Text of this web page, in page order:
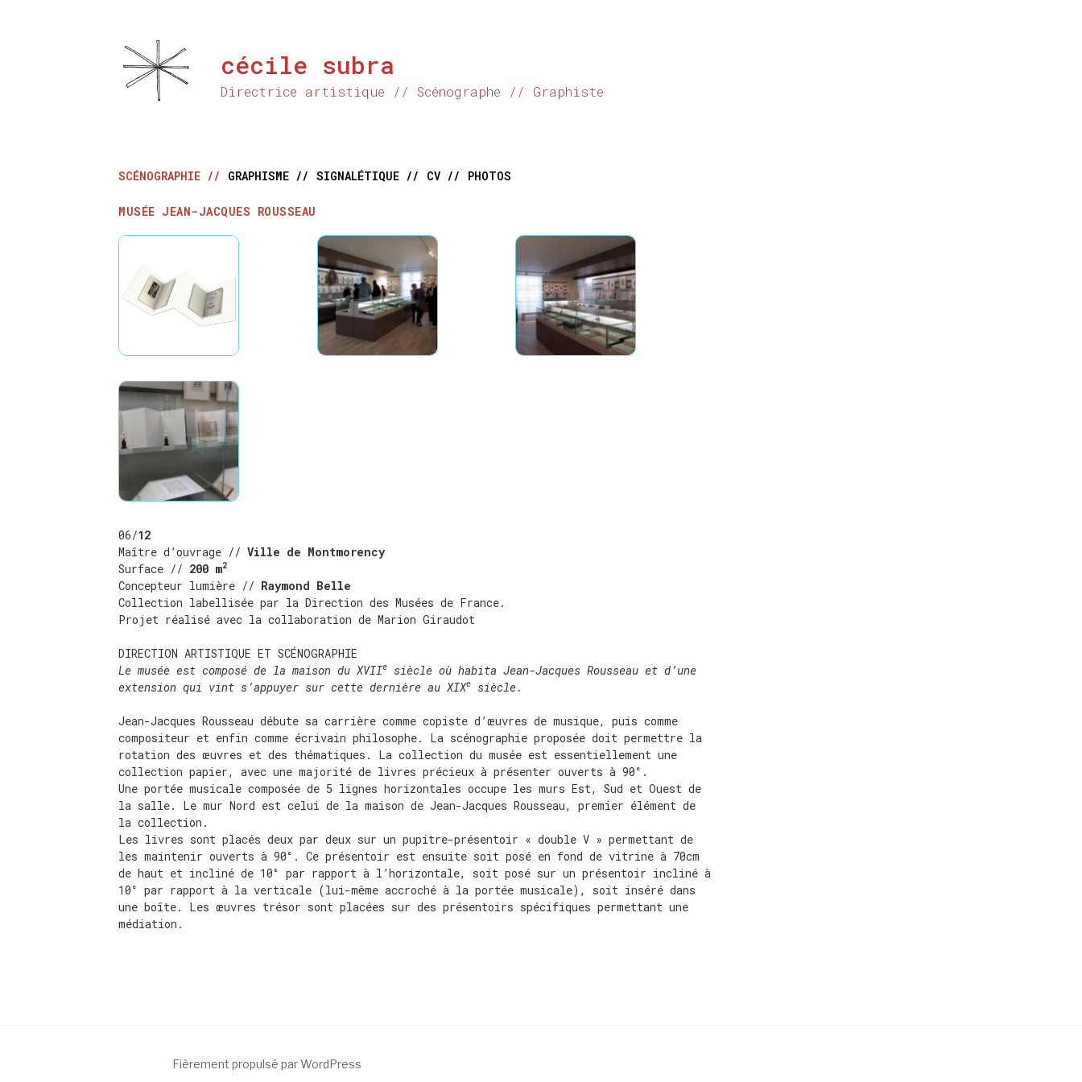
cécile subra
Directrice artistique // Scénographe // Graphiste
SCÉNOGRAPHIE // GRAPHISME // SIGNALÉTIQUE // CV // PHOTOS
MUSÉE JEAN-JACQUES ROUSSEAU
06/12
Maître d’ouvrage // Ville de Montmorency
Surface // 200 m2
Concepteur lumière // Raymond Belle
Collection labellisée par la Direction des Musées de France.
Projet réalisé avec la collaboration de Marion Giraudot
DIRECTION ARTISTIQUE ET SCÉNOGRAPHIE
Le musée est composé de la maison du XVIIe
siècle où habita Jean-Jacques Rousseau et d’une
extension qui vint s’appuyer sur cette dernière au XIXe siècle.
Jean-Jacques Rousseau débute sa carrière comme copiste d’œuvres de musique, puis comme
compositeur et enfin comme écrivain philosophe. La scénographie proposée doit permettre la
rotation des œuvres et des thématiques. La collection du musée est essentiellement une
collection papier, avec une majorité de livres précieux à présenter ouverts à 90°.
Une portée musicale composée de 5 lignes horizontales occupe les murs Est, Sud et Ouest de
la salle. Le mur Nord est celui de la maison de Jean-Jacques Rousseau, premier élément de
la collection.
Les livres sont placés deux par deux sur un pupitre-présentoir « double V » permettant de
les maintenir ouverts à 90°. Ce présentoir est ensuite soit posé en fond de vitrine à 70cm
de haut et incliné de 10° par rapport à l’horizontale, soit posé sur un présentoir incliné à
10° par rapport à la verticale (lui-même accroché à la portée musicale), soit inséré dans
une boîte. Les œuvres trésor sont placées sur des présentoirs spécifiques permettant une
médiation.
Fièrement propulsé par WordPress